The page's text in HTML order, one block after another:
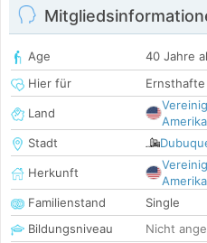
Age
40 Jahre
Hier für
Land
Amerika
Stadt
Herkunft
Amerika
Familienstand
Single
Bildungsniveau
Nicht